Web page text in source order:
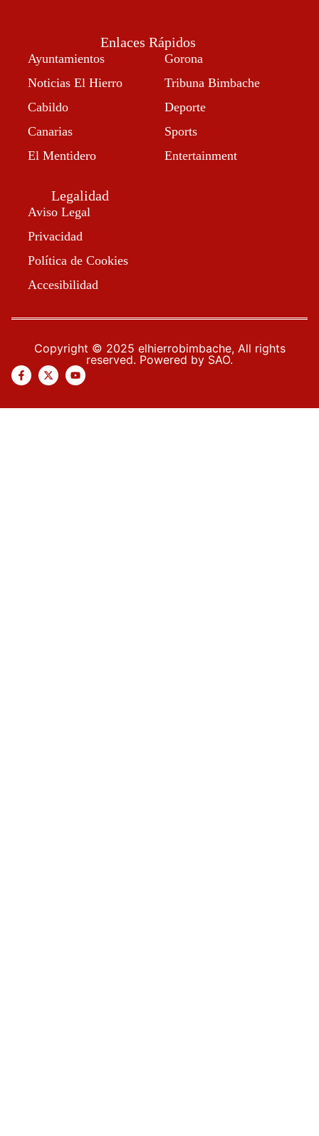
Enlaces Rápidos
Ayuntamientos
Noticias El Hierro
Cabildo
Canarias
El Mentidero
Gorona
Tribuna Bimbache
Deporte
Sports
Entertainment
Legalidad
Aviso Legal
Privacidad
Política de Cookies
Accesibilidad
Copyright © 2025 elhierrobimbache, All rights
reserved. Powered by SAO.